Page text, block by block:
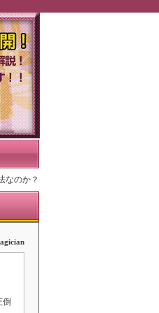
初心
なのか？